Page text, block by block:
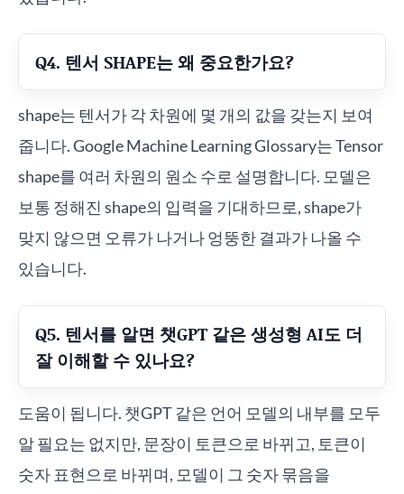
Q4. 텐서 SHAPE는 왜 중요한가요?
shape는 텐서가 각 차원에 몇 개의 값을 갖는지 보여
줍니다. Google Machine Learning Glossary는 Tensor
shape를 여러 차원의 원소 수로 설명합니다. 모델은
보통 정해진 shape의 입력을 기대하므로, shape가
맞지 않으면 오류가 나거나 엉뚱한 결과가 나올 수
있습니다.
Q5. 텐서를 알면 챗GPT 같은 생성형 AI도 더
잘 이해할 수 있나요?
도움이 됩니다. 챗GPT 같은 언어 모델의 내부를 모두
알 필요는 없지만, 문장이 토큰으로 바뀌고, 토큰이
숫자 표현으로 바뀌며, 모델이 그 숫자 묶음을